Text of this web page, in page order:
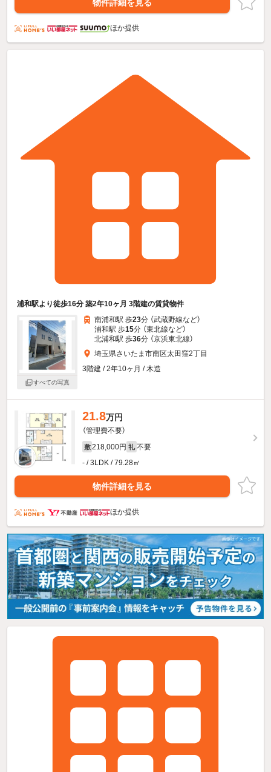
物件詳細を見る
ほか提供
浦和駅より徒歩16分 築2年10ヶ月 3階建の賃貸物件
すべての写真
南浦和駅 歩23分 （武蔵野線など）
浦和駅 歩15分 （東北線など）
北浦和駅 歩36分 （京浜東北線）
埼玉県さいたま市南区太田窪2丁目
3階建 / 2年10ヶ月 / 木造
21.8万円
（管理費不要）
敷 218,000円 礼 不要
- / 3LDK / 79.28㎡
物件詳細を見る
ほか提供